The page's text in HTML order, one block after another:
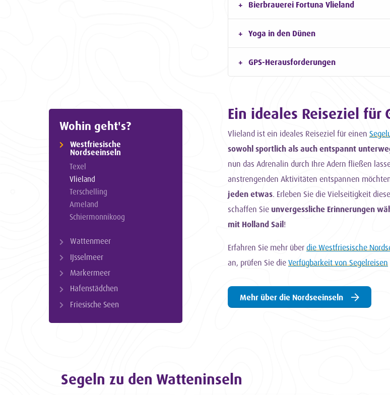
Bierbrauerei Fortuna Vlieland
Yoga in den Dünen
GPS-Herausforderungen
Ein ideales Reiseziel für
Vlieland ist ein ideales Reiseziel für einen
sowohl sportlich als auch entspannt
nun das Adrenalin durch Ihre Adern fließen
anstrengenden Aktivitäten entspannen
jeden etwas. Erleben Sie die Vielseitigkeit
schaffen Sie unvergessliche Erinnerungen
mit Holland Sail !
Erfahren Sie mehr über die Westfriesische
an, prüfen Sie die Verfügbarkeit von Segelreisen
Mehr über die Nordseeinseln
Wohin geht's?
Westfriesische
Nordseeinseln
Texel
Vlieland
Terschelling
Ameland
Schiermonnikoog
Wattenmeer
IJsselmeer
Markermeer
Hafenstädchen
Friesische Seen
Segeln zu den Watteninseln